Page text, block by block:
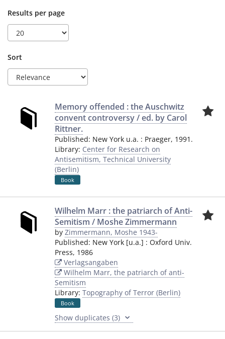
Results per page
Sort
Memory offended : the Auschwitz
convent controversy / ed. by Carol
Rittner.
Published: New York u.a. : Praeger, 1991.
Library: Center for Research on
Antisemitism, Technical University
(Berlin)
Book
Wilhelm Marr : the patriarch of Anti-
Semitism / Moshe Zimmermann
by Zimmermann, Moshe 1943-
Published: New York [u.a.] : Oxford Univ.
Press, 1986
Verlagsangaben
Wilhelm Marr, the patriarch of anti-
Semitism
Library: Topography of Terror (Berlin)
Book
Show duplicates (3)